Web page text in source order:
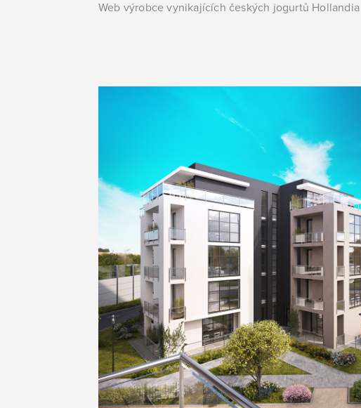
Web výrobce vynikajících českých jogurtů Hollandia